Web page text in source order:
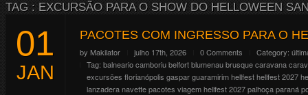
TAG : EXCURSÃO PARA O SHOW DO HELLOWEEN
01
JAN
PACOTES COM INGRESSO PARA O
by Makilator julho 17th, 2026 0 Comments Category:
Tag: balneario camboriubelfortblumenaubrusquecaravana
excursões florianópolis gasparguaramirimhellfesthellfest 2027
lanzaderanavettepacotes viagem hellfest 2027palhoçaparaná